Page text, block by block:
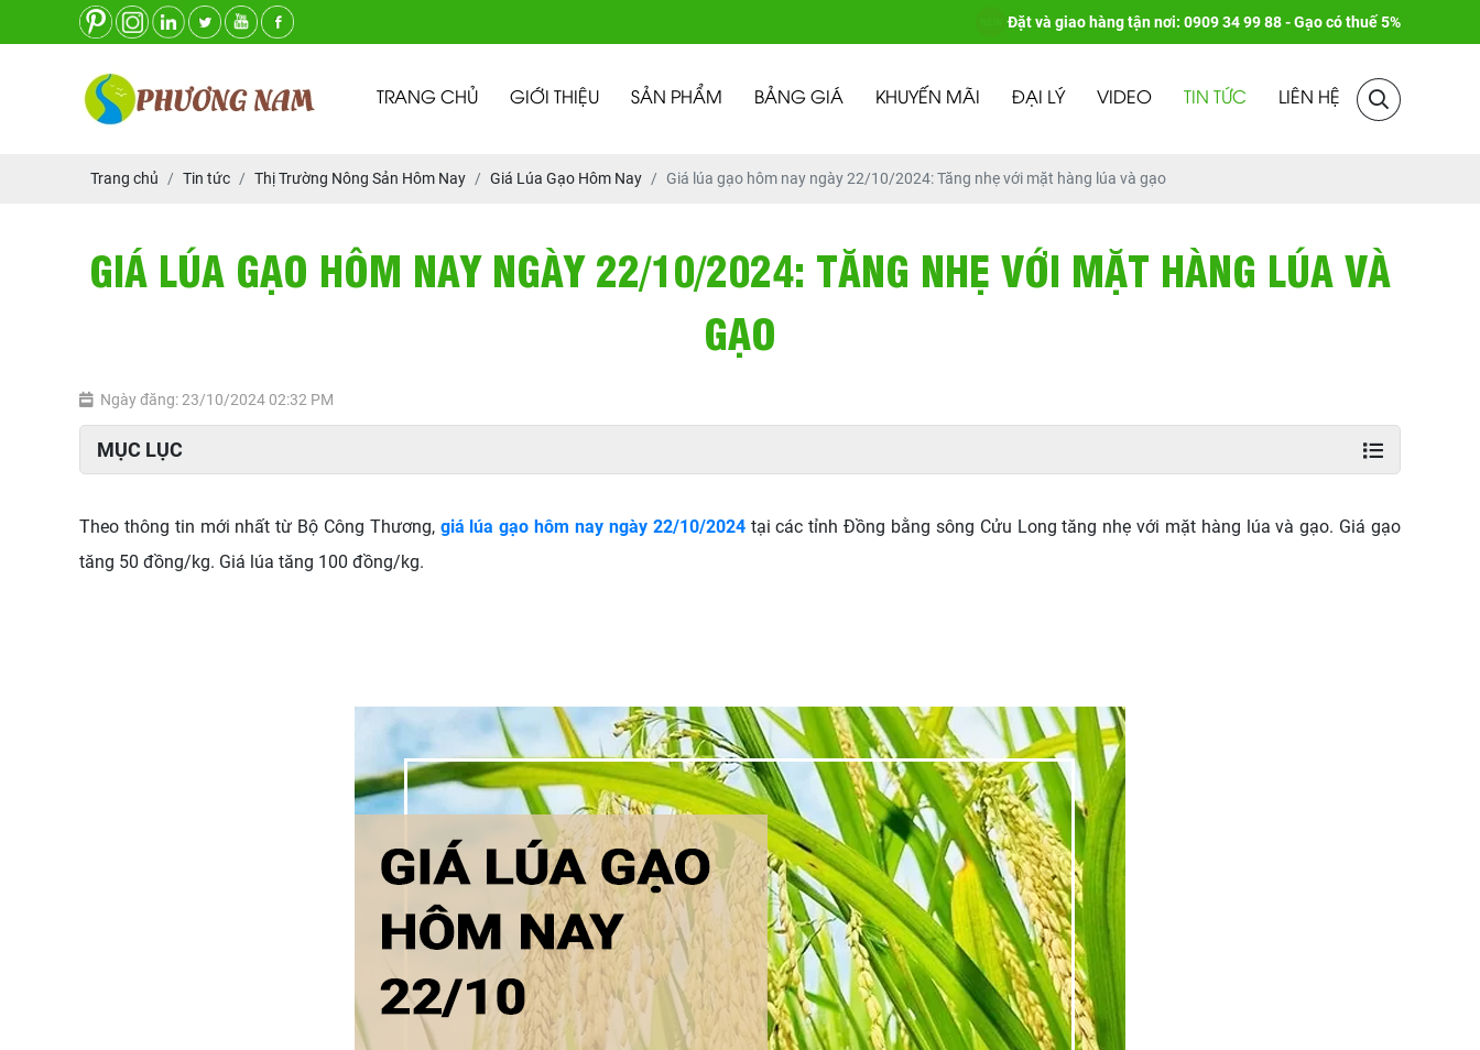
Đặt và giao hàng tận nơi: 0909 34 99 88 - Gạo có thuế 5%
TRANG CHỦ GIỚI THIỆU SẢN PHẨM BẢNG GIÁ KHUYẾN MÃI ĐẠI LÝ VIDEO TIN TỨC LIÊN HỆ
Trang chủ Tin tức Thị Trường Nông Sản Hôm Nay Giá Lúa Gạo Hôm Nay Giá lúa gạo hôm nay ngày 22/10/2024: Tăng nhẹ với mặt hàng lúa và gạo
GIÁ LÚA GẠO HÔM NAY NGÀY 22/10/2024: TĂNG NHẸ VỚI MẶT HÀNG LÚA VÀ
GẠO
Ngày đăng: 23/10/2024 02:32 PM
MỤC LỤC
Theo thông tin mới nhất từ Bộ Công Thương, giá lúa gạo hôm nay ngày 22/10/2024 tại các tỉnh Đồng bằng sông Cửu Long tăng nhẹ với mặt hàng lúa và gạo. Giá gạo
tăng 50 đồng/kg. Giá lúa tăng 100 đồng/kg.